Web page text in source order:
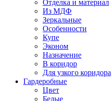
Отделка и материал
Из МДФ
Зеркальные
Особенности
Купе
Эконом
Назначение
В коридор
Для узкого коридора
Гардеробные
Цвет
Белые